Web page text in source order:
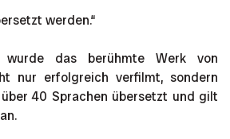
werden.“
wurde das berühmte Werk von
nur erfolgreich verfilmt, sondern
40 Sprachen übersetzt und gilt